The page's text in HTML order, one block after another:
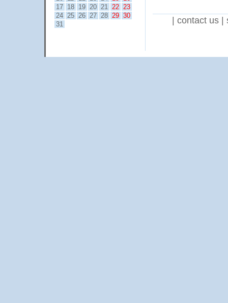
17
18 19 20 21 22 23
24 25 26 27 28 29 30
31
|contact us |